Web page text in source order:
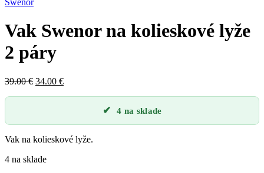
Swenor
Vak Swenor na kolieskové lyže
2 páry
39.00€ Pôvodná
34.00 €Aktuálna
4 na sklade
Vak na kolieskové lyže.
4 na sklade